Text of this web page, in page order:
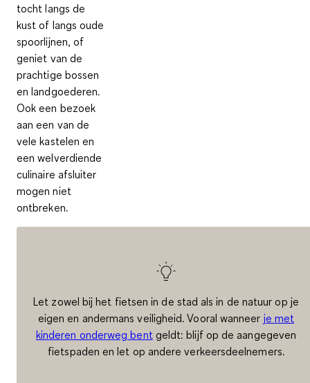
tocht langs de
kust of langs oude
spoorlijnen, of
geniet van de
prachtige bossen
en landgoederen.
Ook een bezoek
aan een van de
vele kastelen en
een welverdiende
culinaire afsluiter
mogen niet
ontbreken.
Let zowel bij het fietsen in de stad als in de natuur op je
eigen en andermans veiligheid. Vooral wanneer je met
kinderen onderweg bentgeldt: blijf op de aangegeven
fietspaden en let op andere verkeersdeelnemers.